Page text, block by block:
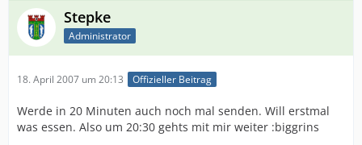
Stepke
Administrator
18. April 2007 um 20:13 Offizieller Beitrag
Werde in 20 Minuten auch noch mal senden. Will erstmal
was essen. Also um 20:30 gehts mit mir weiter :biggrins